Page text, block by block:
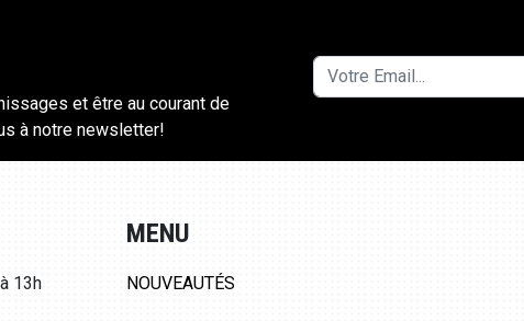
et être au courant de
à notre newsletter!
13h
MENU
NOUVEAUTÉS